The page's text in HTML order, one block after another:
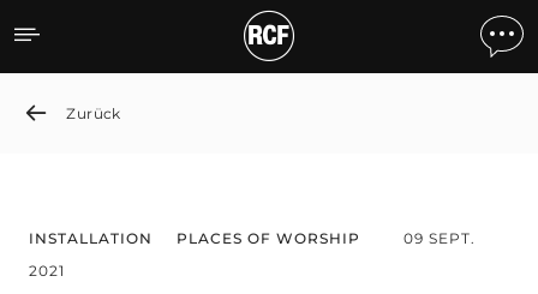
Kulturzentrum
Zurück
INSTALLATION PLACES OF WORSHIP
09 SEPT.
2021